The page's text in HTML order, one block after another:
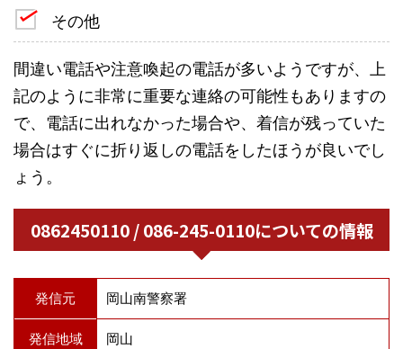
その他
間違い電話や注意喚起の電話が多いようですが、上
記のように非常に重要な連絡の可能性もありますの
で、電話に出れなかった場合や、着信が残っていた
場合はすぐに折り返しの電話をしたほうが良いでし
ょう。
0862450110 / 086-245-0110についての情報
発信元 岡山南警察署
発信地域 岡山